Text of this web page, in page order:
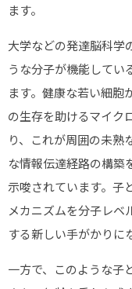
ます。
大学などの発達脳科学
うな分子が機能してい
ます。健康な若い細胞
の生存を助けるマイク
り、これが周囲の未熟
な情報伝達経路の構築
示唆されています。子
メカニズムを分子レベ
する新しい手がかりに
一方で、このような子